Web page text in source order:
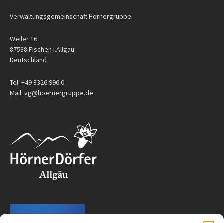
Verwaltungsgemeinschaft Hörnergruppe
Weiler 16
87538 Fischen i.Allgäu
Deutschland
Tel: +49 8326 996 0
Mail: vg@hoernergruppe.de